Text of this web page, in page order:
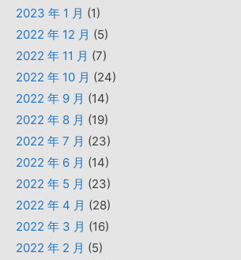
2023 年 1 月 (1)
2022 年 12 月 (5)
2022 年 11 月 (7)
2022 年 10 月 (24)
2022 年 9 月 (14)
2022 年 8 月 (19)
2022 年 7 月 (23)
2022 年 6 月 (14)
2022 年 5 月 (23)
2022 年 4 月 (28)
2022 年 3 月 (16)
2022 年 2 月 (5)